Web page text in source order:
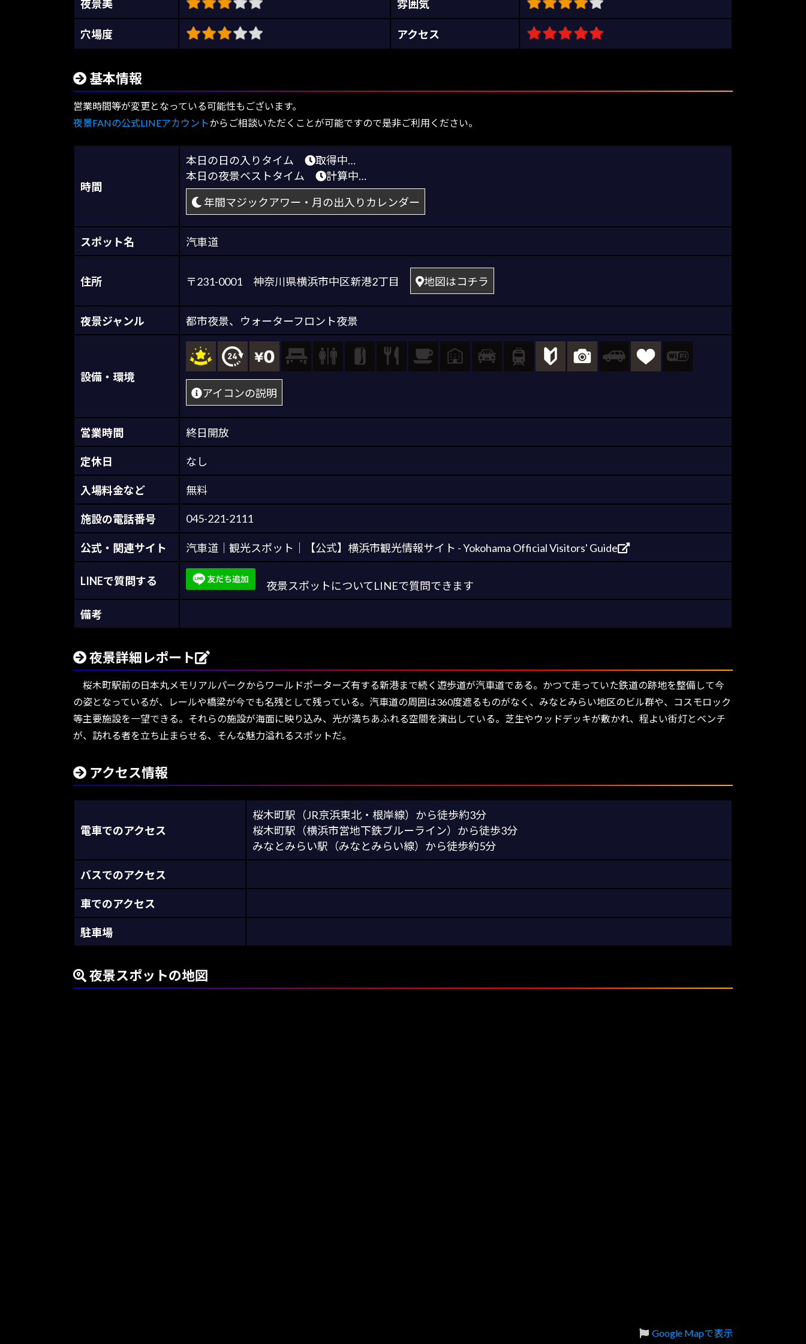
夜景美 雰囲気
穴場度 アクセス
基本情報
営業時間等が変更となっている可能性もございます。
夜景FANの公式LINEアカウントからご相談いただくことが可能ですので是非ご利用ください。
時間
本日の日の入りタイム
取得中…
本日の夜景ベストタイム
計算中…
年間マジックアワー・月の出入りカレンダー
スポット名 汽車道
住所 〒231-0001 神奈川県横浜市中区新港2丁目 地図はコチラ
夜景ジャンル 都市夜景、 ウォーターフロント夜景
設備・環境
アイコンの説明
営業時間 終日開放
定休日 なし
入場料金など 無料
施設の電話番号 045-221-2111
公式・関連サイト 汽車道｜観光スポット｜【公式】横浜市観光情報サイト - Yokohama Official Visitors' Guide
LINEで質問する 夜景スポットについてLINEで質問できます
備考
夜景詳細レポート
桜木町駅前の日本丸メモリアルパークからワールドポーターズ有する新港まで続く遊歩道が汽車道である。かつて走っていた鉄道の跡地を整備して今
の姿となっているが、レールや橋梁が今でも名残として残っている。汽車道の周囲は360度遮るものがなく、みなとみらい地区のビル群や、コスモロック
等主要施設を一望できる。それらの施設が海面に映り込み、光が満ちあふれる空間を演出している。芝生やウッドデッキが敷かれ、程よい街灯とベンチ
が、訪れる者を立ち止まらせる、そんな魅力溢れるスポットだ。
アクセス情報
電車でのアクセス
桜木町駅（JR京浜東北・根岸線）から徒歩約3分
桜木町駅（横浜市営地下鉄ブルーライン）から徒歩3分
みなとみらい駅（みなとみらい線）から徒歩約5分
バスでのアクセス
車でのアクセス
駐車場
夜景スポットの地図
Google Mapで表示